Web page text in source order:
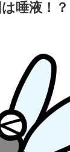
唾液！？